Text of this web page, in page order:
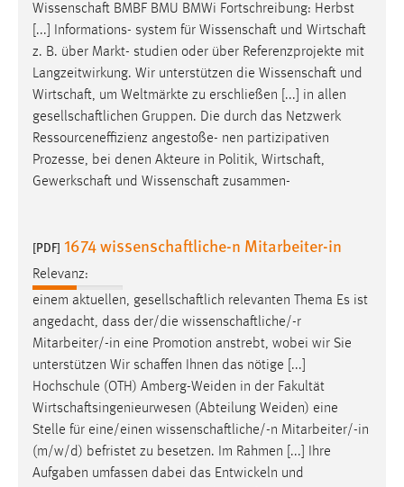
Wissenschaft BMBF BMU BMWi Fortschreibung: Herbst
[...] Informations- system für Wissenschaft und Wirtschaft
z. B. über Markt- studien oder über Referenzprojekte mit
Langzeitwirkung. Wir unterstützen die Wissenschaft und
Wirtschaft, um Weltmärkte zu erschließen [...] in allen
gesellschaftlichen Gruppen. Die durch das Netzwerk
Ressourceneffizienz angestoße- nen partizipativen
Prozesse, bei denen Akteure in Politik, Wirtschaft,
Gewerkschaft und Wissenschaft zusammen-
[PDF] 1674 wissenschaftliche-n Mitarbeiter-in
Relevanz:
einem aktuellen, gesellschaftlich relevanten Thema Es ist
angedacht, dass der/die wissenschaftliche/-r
Mitarbeiter/-in eine Promotion anstrebt, wobei wir Sie
unterstützen Wir schaffen Ihnen das nötige [...]
Hochschule (OTH) Amberg-Weiden in der Fakultät
Wirtschaftsingenieurwesen (Abteilung Weiden) eine
Stelle für eine/einen wissenschaftliche/-n Mitarbeiter/-in
(m/w/d) befristet zu besetzen. Im Rahmen [...] Ihre
Aufgaben umfassen dabei das Entwickeln und